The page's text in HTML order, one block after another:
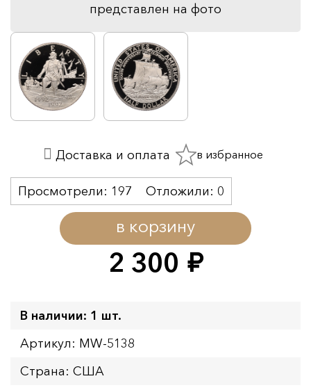
представлен на фото
2 300 руб.
в корзину
Просмотрели: 197 Отложили: 0
Доставка и оплата в избранное
В наличии: 1 шт.
Артикул: MW-5138
Страна: США